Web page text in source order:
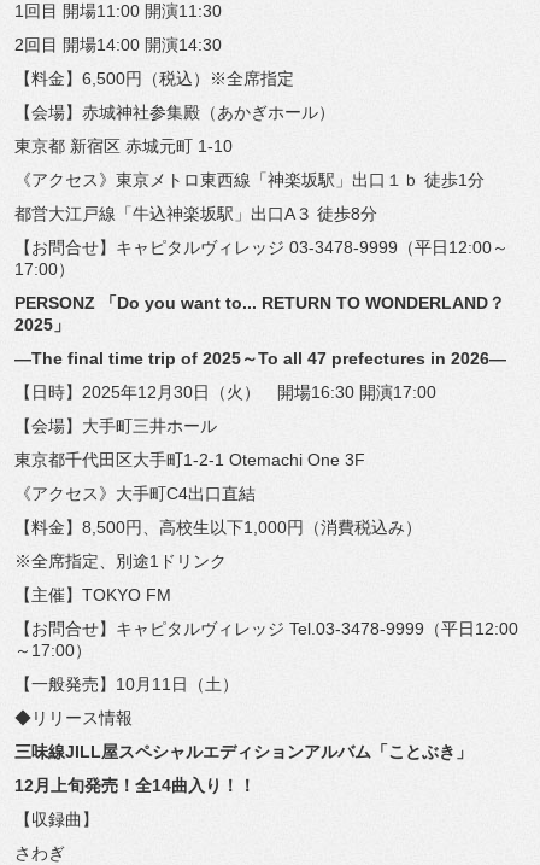
1回目 開場11:00 開演11:30
2回目 開場14:00 開演14:30
【料金】6,500円（税込）※全席指定
【会場】赤城神社参集殿（あかぎホール）
東京都 新宿区 赤城元町 1-10
《アクセス》東京メトロ東西線「神楽坂駅」出口１ｂ 徒歩1分
都営大江戸線「牛込神楽坂駅」出口A３ 徒歩8分
【お問合せ】キャピタルヴィレッジ 03-3478-9999（平日12:00～
17:00）
PERSONZ 「Do you want to... RETURN TO WONDERLAND？
2025」
―The final time trip of 2025～To all 47 prefectures in 2026―
【日時】2025年12月30日（火） 開場16:30 開演17:00
【会場】大手町三井ホール
東京都千代田区大手町1-2-1 Otemachi One 3F
《アクセス》大手町C4出口直結
【料金】8,500円、高校生以下1,000円（消費税込み）
※全席指定、別途1ドリンク
【主催】TOKYO FM
【お問合せ】キャピタルヴィレッジ Tel.03-3478-9999（平日12:00
～17:00）
【一般発売】10月11日（土）
◆リリース情報
三味線JILL屋スペシャルエディションアルバム「ことぶき」
12月上旬発売！全14曲入り！！
【収録曲】
さわぎ